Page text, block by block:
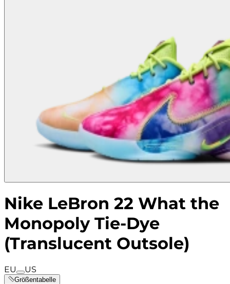
Nike LeBron 22 What the
Monopoly Tie-Dye
(Translucent Outsole)
EU US
Größentabelle